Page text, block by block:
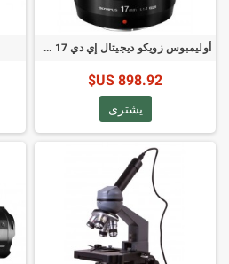
أوليمبوس زويكو ديجيتال إي دي 17 ملم برو - عدسة مايكرو 4:3
898.92 US$
يشترى